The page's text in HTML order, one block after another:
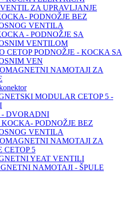
ZA UPRAVLJANJE
PODNOŽJE BEZ
VENTILA
- PODNOŽJE SA
VENTILOM
CETOP PODNOŽJE - KOCKA SA
VEN
NAMOTAJI ZA
MODULAR CETOP 5 -
- DVORADNI
KOCKA- PODNOŽJE BEZ
VENTILA
NAMOTAJI ZA
CETOP 5
YEAT VENTILI
NAMOTAJI - ŠPULE